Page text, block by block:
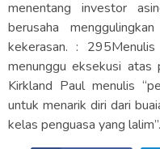
menentang investor
berusaha
kekerasan. :
menunggu eksekusi atas
Kirkland Paul menulis
untuk menarik diri dari
kelas penguasa yang lalim”.